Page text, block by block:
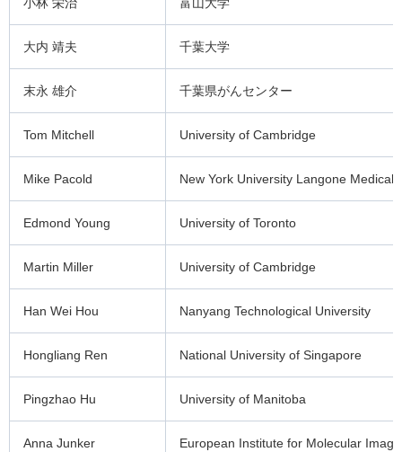
大内 靖夫 千葉大学
末永 雄介 千葉県がんセンター
Tom Mitchell University of Cambridge
Mike Pacold New York University Langone Medical
Edmond Young University of Toronto
Martin Miller University of Cambridge
Han Wei Hou Nanyang Technological University
Hongliang Ren National University of Singapore
Pingzhao Hu University of Manitoba
Anna Junker European Institute for Molecular